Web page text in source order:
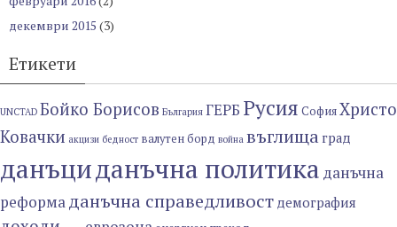
декември 2015 (3)
Етикети
UNCTAD Бойко Борисов България ГЕРБ Русия СофияХристо
Ковачки акцизи бедност валутен борд война въглищаград
данъциданъчна политика данъчна
реформаданъчна справедливост демография